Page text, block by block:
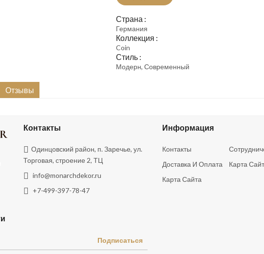
Страна :
Германия
Коллекция :
Coin
Стиль :
Модерн, Современный
Отзывы
Контакты
Одинцовский район, п. Заречье, ул.
Торговая, строение 2, ТЦ
info@monarchdekor.ru
+7-499-397-78-47
Информация
Контакты
Доставка И Оплата
Карта
Карта Сайта
Подписаться